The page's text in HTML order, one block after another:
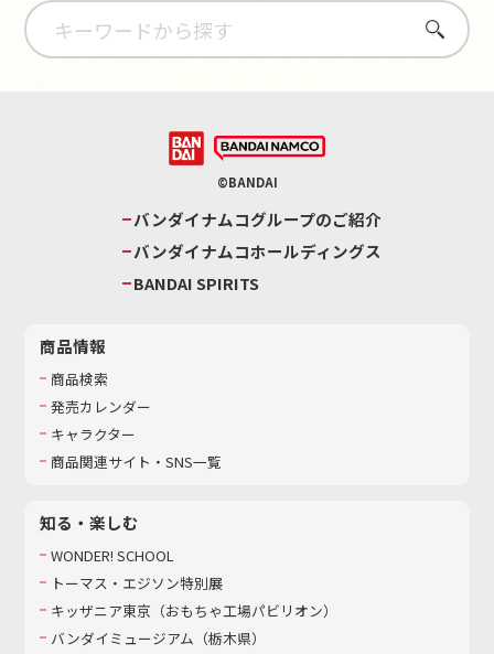
さがす
©BANDAI
バンダイナムコグループのご紹介
バンダイナムコホールディングス
BANDAI SPIRITS
商品情報
商品検索
発売カレンダー
キャラクター
商品関連サイト・SNS一覧
知る・楽しむ
WONDER! SCHOOL
トーマス・エジソン特別展
キッザニア東京（おもちゃ工場パビリオン）​
バンダイミュージアム（栃木県）